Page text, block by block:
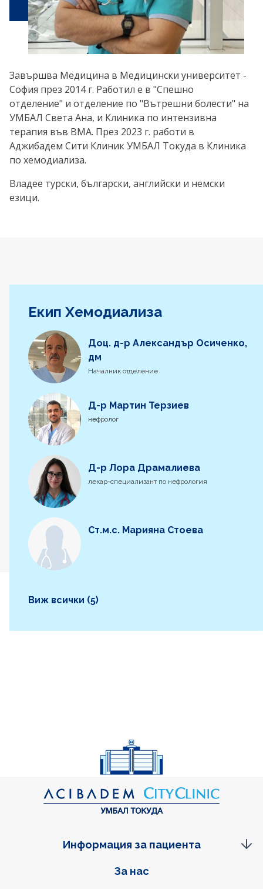
Завършва Медицина в Медицински университет -
София през 2014 г. Работил е в "Спешно
отделение" и отделение по "Вътрешни болести" на
УМБАЛ Света Ана, и Клиника по интензивна
терапия във ВМА. През 2023 г. работи в
Аджибадем Сити Клиник УМБАЛ Токуда в Клиника
по хемодиализа.
Владее турски, български, английски и немски
езици.
Екип Хемодиализа
Доц. д-р Александър Осиченко,
дм
Началник отделение
Д-р Мартин Терзиев
нефролог
Д-р Лора Драмалиева
лекар-специализант по нефрология
Ст.м.с. Марияна Стоева
Виж всички (5)
Фуутер навигация
За нас
Информация за пациента